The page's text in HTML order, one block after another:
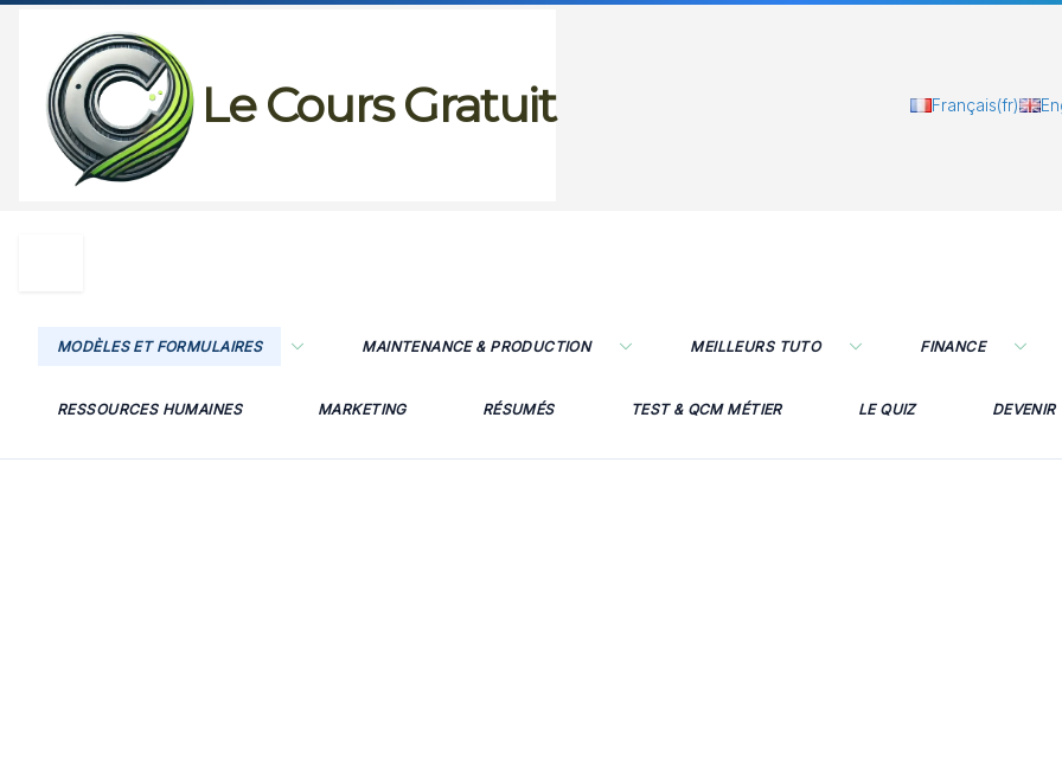
contenu
Le Cours Gratuit Français(fr)
MODÈLES ET FORMULAIRES MAINTENANCE & PRODUCTION MEILLEURS TUTO FINANCE
RESSOURCES HUMAINES MARKETING RÉSUMÉS TEST & QCM MÉTIER LE QUIZ DEVENIR